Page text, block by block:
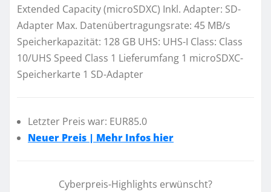
Extended Capacity (microSDXC) Inkl. Adapter: SD-
Adapter Max. Datenübertragungsrate: 45 MB/s
Speicherkapazität: 128 GB UHS: UHS-I Class: Class
10/UHS Speed Class 1 Lieferumfang 1 microSDXC-
Speicherkarte 1 SD-Adapter
Letzter Preis war: EUR85.0
Neuer Preis | Mehr Infos hier
Cyberpreis-Highlights erwünscht?